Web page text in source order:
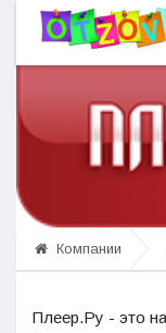
Компании
Плеер.Ру - это